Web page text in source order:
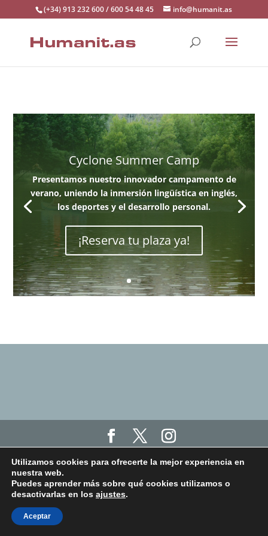
(+34) 913 232 600 / 600 54 48 45 info@humanit.as
Cyclone Summer Camp
Presentamos nuestro innovador campamento de
verano, uniendo la inmersión lingüística en inglés,
los deportes y el desarrollo personal.
¡Reserva tu plaza ya!
de Privacidad y Política de Cookies
Haz click aquí para ver los términos y condiciones
de las clases online "Humanit.as Online"
Utilizamos cookies para ofrecerte la mejor experiencia en
nuestra web.
Puedes aprender más sobre qué cookies utilizamos o
desactivarlas en los ajustes.
Aceptar
Prueba una clase